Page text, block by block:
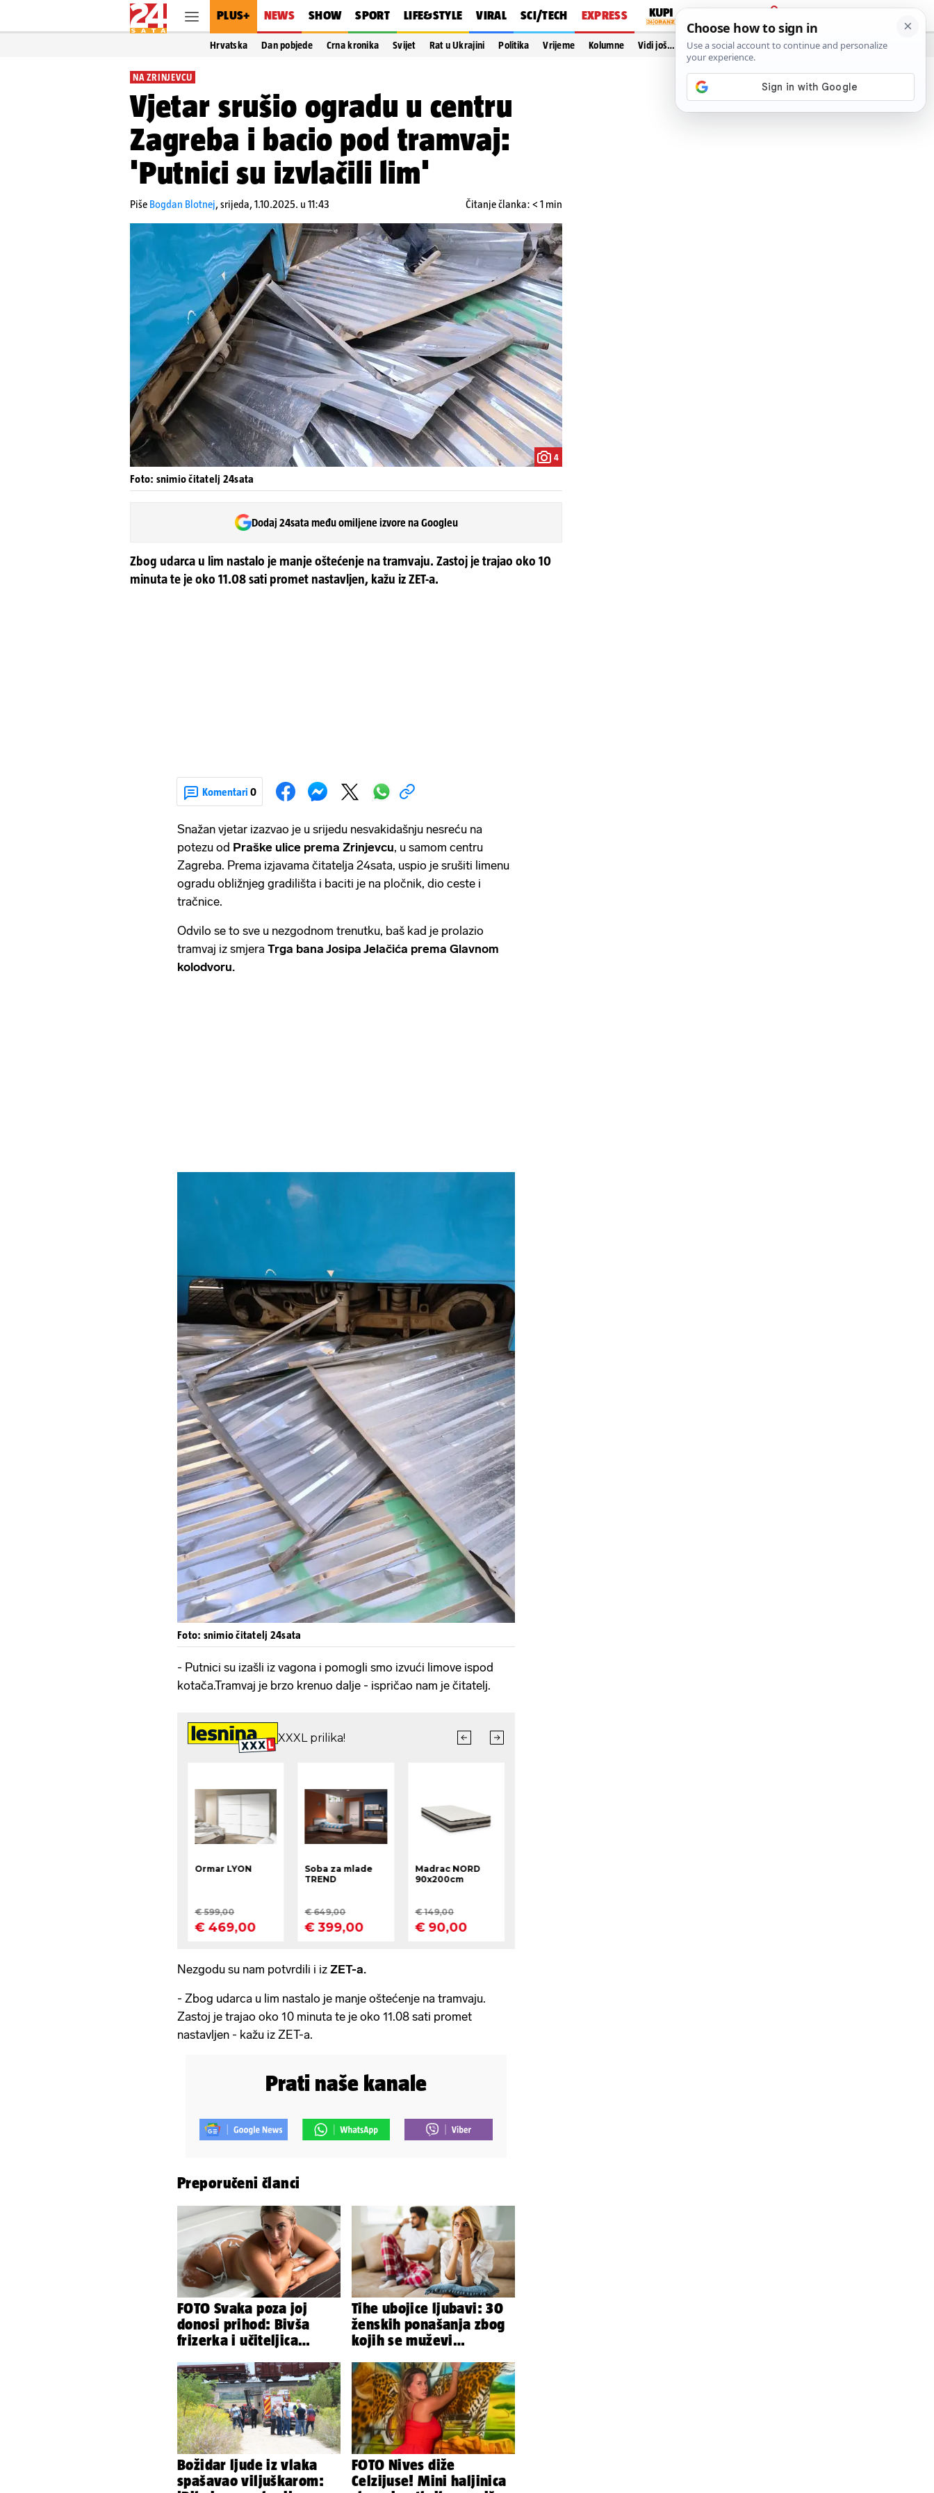
PLUS+ NEWS SHOW SPORT LIFE&STYLE VIRAL SCI/TECH EXPRESS
PRIJAVA
Hrvatska Dan pobjede Crna kronika Svijet Rat u Ukrajini Politika Vrijeme Kolumne Vidi još…
NA ZRINJEVCU
Vjetar srušio ogradu u centru
Zagreba i bacio pod tramvaj:
'Putnici su izvlačili lim'
Piše Bogdan Blotnej,srijeda, 1.10.2025. u 11:43 Čitanje članka: < 1 min
4
Foto: snimio čitatelj 24sata
Dodaj 24sata među omiljene izvore na Googleu
Zbog udarca u lim nastalo je manje oštećenje na tramvaju. Zastoj je trajao oko 10
minuta te je oko 11.08 sati promet nastavljen, kažu iz ZET-a.
Komentari 0
Snažan vjetar izazvao je u srijedu nesvakidašnju nesreću na
potezu od Praške ulice prema Zrinjevcu, u samom centru
Zagreba. Prema izjavama čitatelja 24sata, uspio je srušiti limenu
ogradu obližnjeg gradilišta i baciti je na pločnik, dio ceste i
tračnice.
Odvilo se to sve u nezgodnom trenutku, baš kad je prolazio
tramvaj iz smjera Trga bana Josipa Jelačića prema Glavnom
kolodvoru.
Foto: snimio čitatelj 24sata
- Putnici su izašli iz vagona i pomogli smo izvući limove ispod
kotača.Tramvaj je brzo krenuo dalje - ispričao nam je čitatelj.
Nezgodu su nam potvrdili i iz ZET-a.
- Zbog udarca u lim nastalo je manje oštećenje na tramvaju.
Zastoj je trajao oko 10 minuta te je oko 11.08 sati promet
nastavljen - kažu iz ZET-a.
Prati naše kanale
Preporučeni članci
FOTO Svaka poza joj
donosi prihod: Bivša
frizerka i učiteljica
Instagram
Tihe ubojice ljubavi: 30
ženskih ponašanja zbog
kojih se muževi
Božidar ljude iz vlaka
spašavao viljuškarom:
FOTO Nives diže
Celzijuse! Mini haljinica